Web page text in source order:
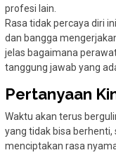
profesi lain.
Rasa tidak percaya diri
dan bangga
jelas bagaimana
tanggung jawab yang
Pertanyaan
Waktu akan terus
yang tidak bisa
menciptakan rasa